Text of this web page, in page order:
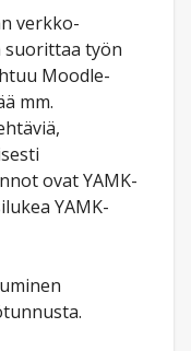
verkko-
suorittaa työn
Moodle-
mm.
ovat YAMK-
YAMK-